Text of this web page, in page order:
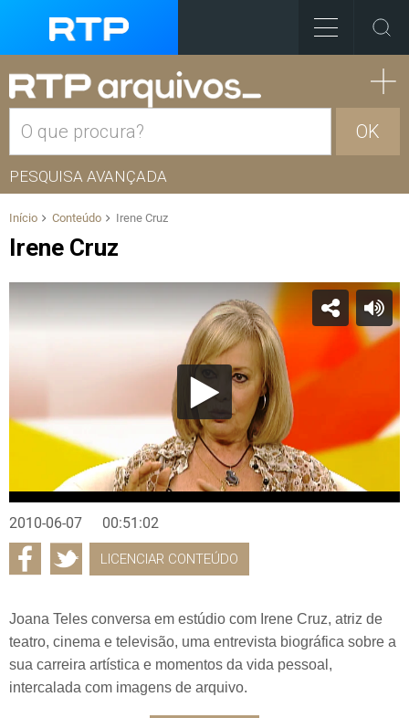
OK
PESQUISA AVANÇADA
Início Conteúdo Irene Cruz
Irene Cruz
2010-06-07 00:51:02
LICENCIAR CONTEÚDO
Joana Teles conversa em estúdio com Irene Cruz, atriz de
teatro, cinema e televisão, uma entrevista biográfica sobre a
sua carreira artística e momentos da vida pessoal,
intercalada com imagens de arquivo.